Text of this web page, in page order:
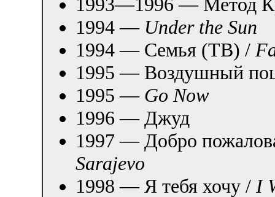
1994 — Under the Sun
1994 — Семья (ТВ) /
1995 — Воздушный
1995 — Go Now
1996 — Джуд
1997 — Добро
Sarajevo
1998 — Я тебя хочу / I